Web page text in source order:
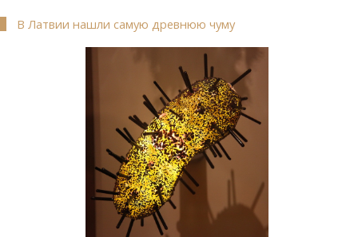
В Латвии нашли самую древнюю чуму